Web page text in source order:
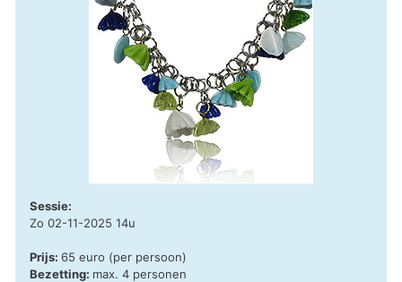
Sessie:
Zo 02-11-2025 14u
Prijs:65 euro (per persoon)
Bezetting: max. 4 personen